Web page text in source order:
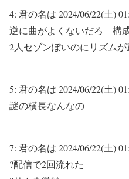
4: 君の名は 2024/06/22(土)
逆に曲がよくないだろ 構
2人セゾンぽいのにリズムが
5: 君の名は 2024/06/22(土)
謎の横長なんなの
7: 君の名は 2024/06/22(土)
?配信で2回流れた